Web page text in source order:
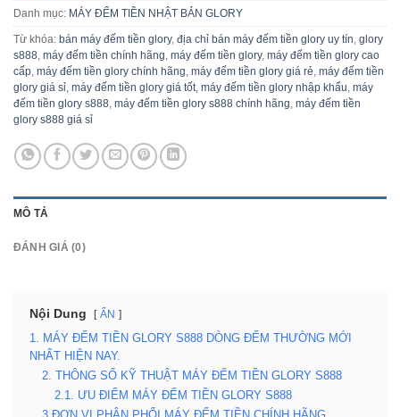
Danh mục: MÁY ĐẾM TIỀN NHẬT BẢN GLORY
Từ khóa: bán máy đếm tiền glory, địa chỉ bán máy đếm tiền glory uy tín glory
s888 máy đếm tiền chính hãng máy đếm tiền glory, máy đếm tiền glory cao
cấp máy đếm tiền glory chính hãng máy đếm tiền glory giá rẻ máy đếm tiền
glory giá sỉ máy đếm tiền glory giá tốt máy đếm tiền glory nhập khẩu máy
đếm tiền glory s888 máy đếm tiền glory s888 chính hãng máy đếm tiền
glory s888 giá sỉ
MÔ TẢ
ĐÁNH GIÁ (0)
Nội Dung ẨN
1. MÁY ĐẾM TIỀN GLORY S888 DÒNG ĐẾM THƯỜNG MỚI
NHẤT HIỆN NAY.
2. THÔNG SỐ KỸ THUẬT MÁY ĐẾM TIỀN GLORY S888
2.1. ƯU ĐIỂM MÁY ĐẾM TIỀN GLORY S888